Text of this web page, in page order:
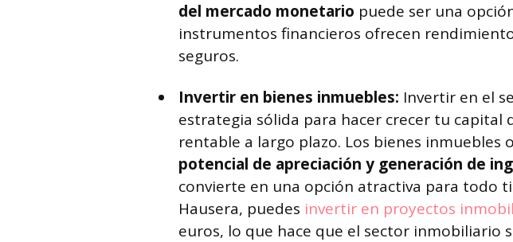
del mercado monetario puede ser una
instrumentos financieros ofrecen
seguros.
Invertir en bienes inmuebles: Invertir en el
estrategia sólida para hacer crecer tu capital
rentable a largo plazo. Los bienes inmuebles
potencial de apreciación y generación de
convierte en una opción atractiva para todo
Hausera, puedes invertir en proyectos
euros, lo que hace que el sector inmobiliario